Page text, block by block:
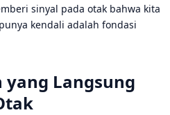
sinyal pada otak bahwa kita
kendali adalah fondasi
yang Langsung